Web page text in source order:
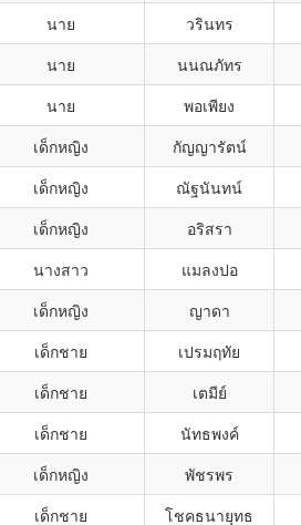
นาย วรินทร
นาย นนณภัทร
นาย พอเพียง
เด็กหญิง กัญญารัตน์
เด็กหญิง ณัฐนันทน์
เด็กหญิง อริสรา
นางสาว แมลงปอ
เด็กหญิง ญาดา
เด็กชาย เปรมฤทัย
เด็กชาย เตมีย์
เด็กชาย นัทธพงค์
เด็กหญิง พัชรพร
เด็กชาย โชคธนายุทธ